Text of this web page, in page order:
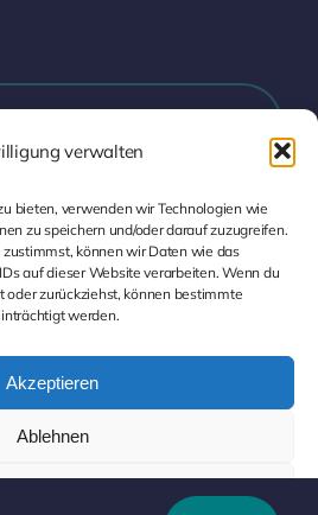
verwalten
bieten, verwenden wir Technologien wie
zu speichern und/oder darauf zuzugreifen.
können wir Daten wie das
auf dieser Website verarbeiten. Wenn du
zurückziehst, können bestimmte
werden.
Akzeptieren
Ablehnen
systeme.de
8790181
|